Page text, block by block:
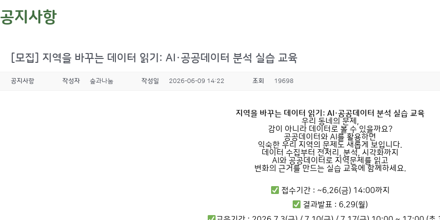
공지사항
[모집] 지역을 바꾸는 데이터 읽기: AI·공공데이터 분석 실습 교육
공지사항 작성자 숲과나눔 작성일 2026-06-09 14:22 조회 19698
지역을 바꾸는 데이터 읽기: AI·공공데이터 분석 실습 교육
우리 동네의 문제,
감이 아니라 데이터로 볼 수 있을까요?
공공데이터와 AI를 활용하면
익숙한 우리 지역의 문제도 새롭게 보입니다.
데이터 수집부터 전처리, 분석, 시각화까지
AI와 공공데이터로 지역문제를 읽고
변화의 근거를 만드는 실습 교육에 함께하세요.
접수기간 : ~6.26(금) 14:00까지
결과발표 : 6.29(월)